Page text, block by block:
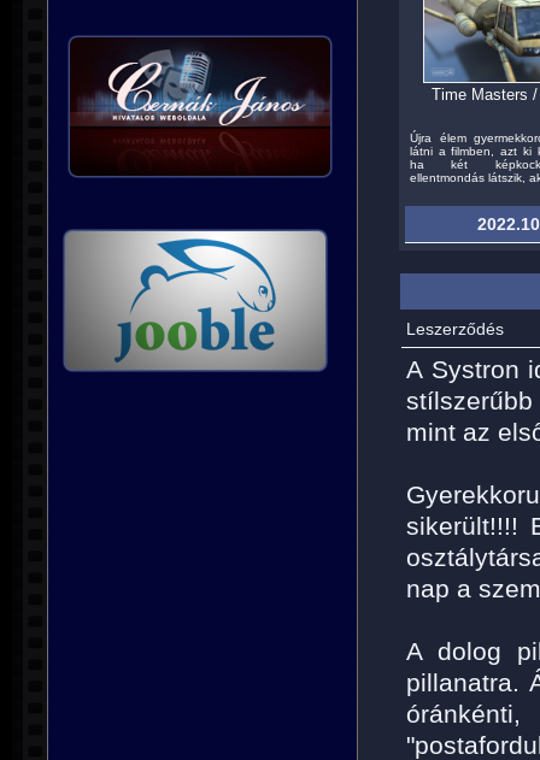
Time Masters
Újra élem
látni a filmben, azt ki
ha két
ellentmondás látszik,
Leszerződés
A Systron
mint az
sikerült!!!!
nap a
A dolog
pillanatra.